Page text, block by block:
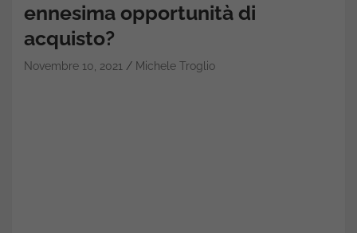
ennesima opportunità di
acquisto?
Novembre 10, 2021 Michele Troglio